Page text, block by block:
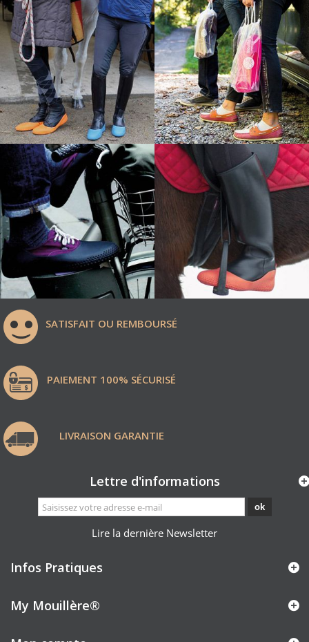
SATISFAIT OU REMBOURSÉ
PAIEMENT 100% SÉCURISÉ
LIVRAISON GARANTIE
Lettre d'informations
ok
Lire la dernière Newsletter
Infos Pratiques
My Mouillère®